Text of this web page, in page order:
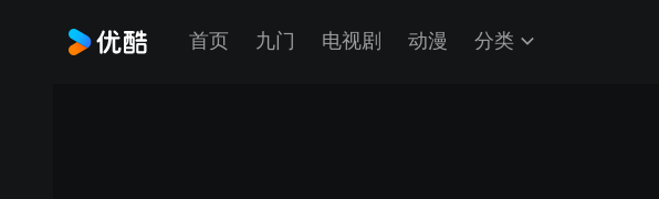
首页 九门 电视剧 动漫 分类